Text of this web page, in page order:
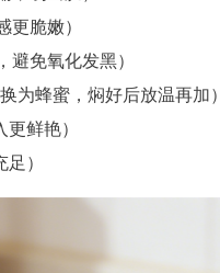
更脆嫩）
避免氧化发黑）
为蜂蜜，焖好后放温再加）
鲜艳）
）